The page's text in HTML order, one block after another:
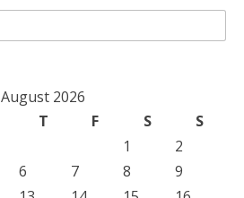
August 2026
T F S
S
1
2
6 7 8
9